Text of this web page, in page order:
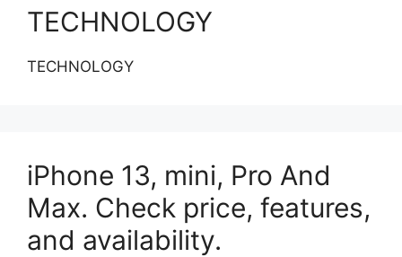
TECHNOLOGY
TECHNOLOGY
iPhone 13, mini, Pro And
Max. Check price, features,
and availability.